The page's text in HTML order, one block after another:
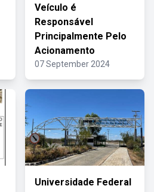
Veículo é
Responsável
Principalmente Pelo
Acionamento
07 September 2024
Universidade Federal